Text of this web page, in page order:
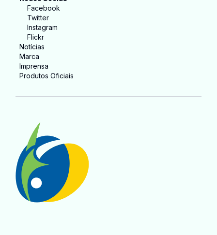
Facebook
Twitter
Instagram
Flickr
Notícias
Marca
Imprensa
Produtos Oficiais